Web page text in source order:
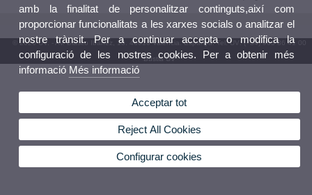
© 2026 UV. - Av. Blasco Ibáñez, 13. 46010 València. Espanya. Tel. UV: (+34) 963 86 41 00
Bústia UV
amb la finalitat de personalitzar continguts,així com
proporcionar funcionalitats a les xarxes socials o analitzar el
nostre trànsit. Per a continuar accepta o modifica la
configuració de les nostres cookies. Per a obtenir més
informació Més informació
Acceptar tot
Reject All Cookies
Configurar cookies